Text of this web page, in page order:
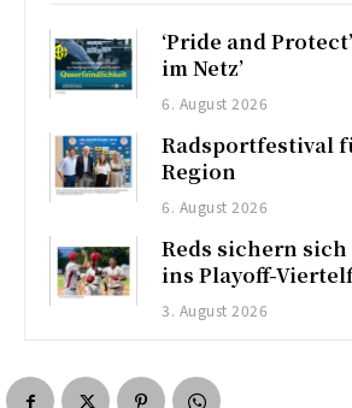
‘Pride and
im Netz’
6. August 2026
Radsportfestival
Region
6. August 2026
Reds sichern
ins Playoff-
3. August 2026